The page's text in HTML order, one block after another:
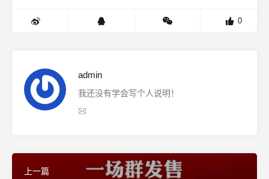
0
admin
我还没有学会写个人说明！
上一篇